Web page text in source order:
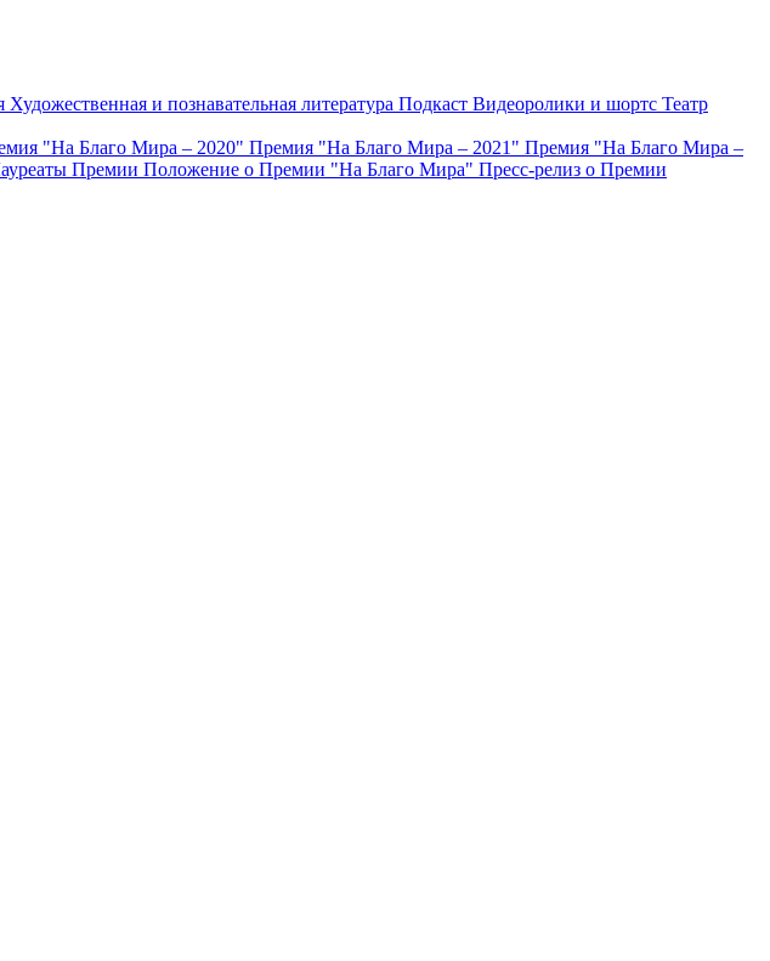
Художественная и познавательная литература Подкаст Видеоролики и шортс Театр
"На Благо Мира – 2020" Премия "На Благо Мира – 2021" Премия "На Благо Мира –
Премии Положение о Премии "На Благо Мира" Пресс-релиз о Премии